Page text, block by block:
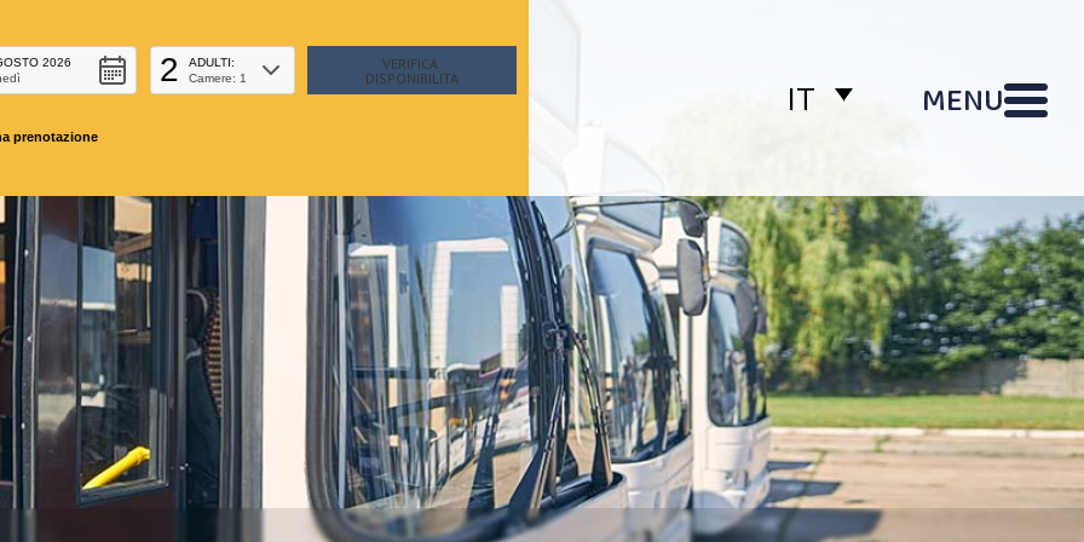
2026
2
ADULTI:
Camere: 1
prenotazione
IT MENU